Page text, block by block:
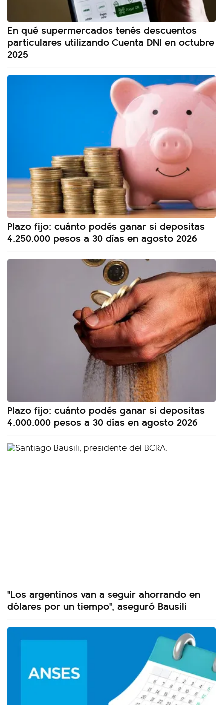
En qué supermercados tenés descuentos
particulares utilizando Cuenta DNI en octubre
2025
Plazo fijo: cuánto podés ganar si depositas
4.250.000 pesos a 30 días en agosto 2026
Plazo fijo: cuánto podés ganar si depositas
4.000.000 pesos a 30 días en agosto 2026
"Los argentinos van a seguir ahorrando en
dólares por un tiempo", aseguró Bausili